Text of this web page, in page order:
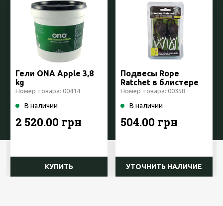
Гели ONA Apple 3,8
kg
Номер товара: 00414
В наличии
2 520.00 грн
КУПИТЬ
Подвесы Rope
Ratchet в блистере
Номер товара: 00358
В наличии
504.00 грн
УТОЧНИТЬ НАЛИЧИЕ